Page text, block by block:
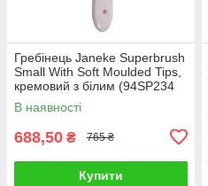
Гребінець Janeke Superbrush
Small With Soft Moulded Tips,
кремовий з білим (94SP234
RSA)
В наявності
688,50 ₴ 765 ₴
Купити